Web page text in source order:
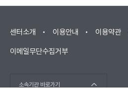
센터소개 이용안내 이용약관
이메일무단수집거부
소속기관 바로가기